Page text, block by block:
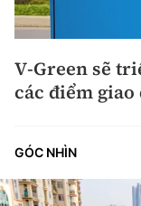
V-Green sẽ
các điểm giao
GÓC NHÌN